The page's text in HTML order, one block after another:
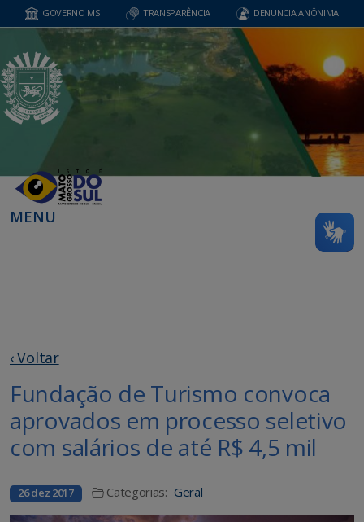
GOVERNO MS TRANSPARÊNCIA DENUNCIA ANÔNIMA
MENU
‹ Voltar
Fundação de Turismo convoca
aprovados em processo seletivo
com salários de até R$ 4,5 mil
26 dez 2017 Categorias: Geral